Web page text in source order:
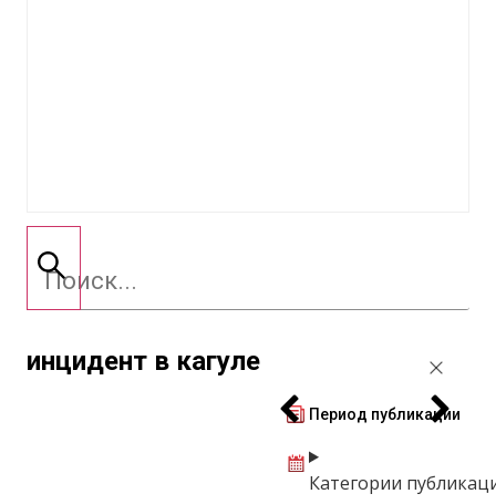
инцидент в кагуле
Период публикации
Категории